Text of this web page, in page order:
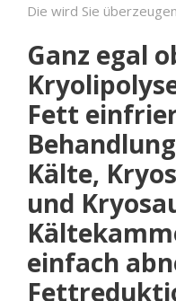
Die wird Sie
Ganz egal
Fett
Kälte,
und
einfach